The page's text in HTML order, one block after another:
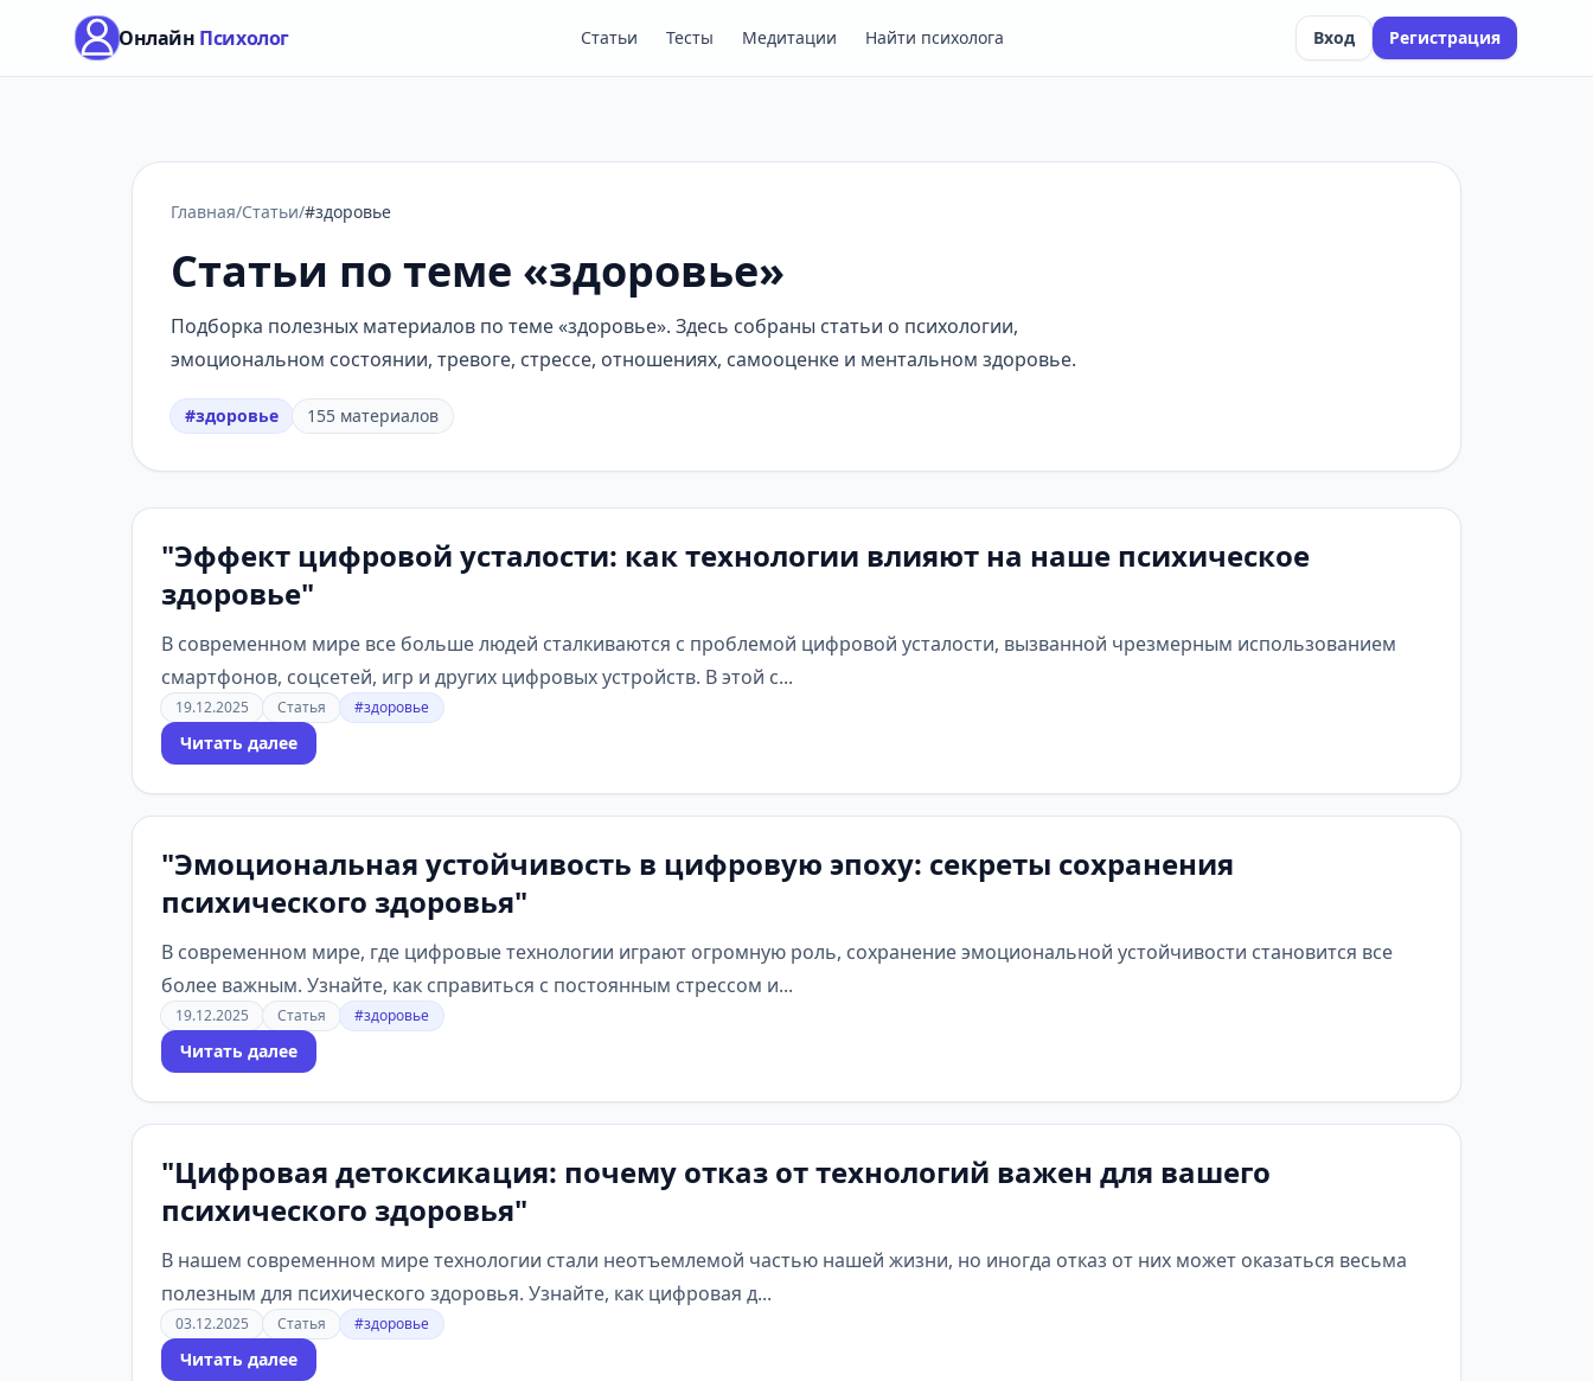
Онлайн Психолог Статьи Тесты Медитации Найти психолога Вход Регистрация
Главная/Статьи/#здоровье
Статьи по теме «здоровье»
Подборка полезных материалов по теме «здоровье». Здесь собраны статьи о психологии,
эмоциональном состоянии, тревоге, стрессе, отношениях, самооценке и ментальном здоровье.
#здоровье 155 материалов
"Эффект цифровой усталости: как технологии влияют на наше психическое
здоровье"
В современном мире все больше людей сталкиваются с проблемой цифровой усталости, вызванной чрезмерным использованием
смартфонов, соцсетей, игр и других цифровых устройств. В этой с...
19.12.2025 Статья #здоровье
Читать далее
"Эмоциональная устойчивость в цифровую эпоху: секреты сохранения
психического здоровья"
В современном мире, где цифровые технологии играют огромную роль, сохранение эмоциональной устойчивости становится все
более важным. Узнайте, как справиться с постоянным стрессом и...
19.12.2025 Статья #здоровье
Читать далее
"Цифровая детоксикация: почему отказ от технологий важен для вашего
психического здоровья"
В нашем современном мире технологии стали неотъемлемой частью нашей жизни, но иногда отказ от них может оказаться весьма
полезным для психического здоровья. Узнайте, как цифровая д...
03.12.2025 Статья #здоровье
Читать далее